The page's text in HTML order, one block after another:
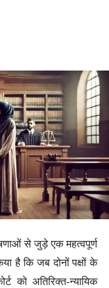
से जुड़े एक महत्वपूर्ण
है कि जब दोनों पक्षों के
को अतिरिक्त-न्यायिक